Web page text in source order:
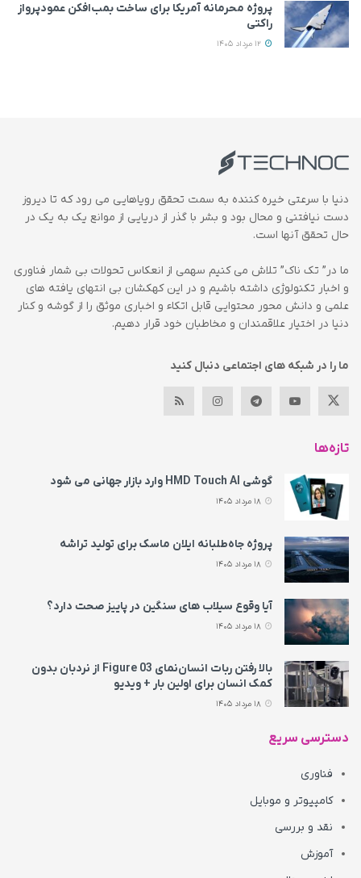
پروژه محرمانه آمریکا برای ساخت بمب‌افکن عمودپرواز
راکتی
دنیا با سرعتی خیره کننده به سمت تحقق رویاهایی می رود که تا دیروز
دست نیافتنی و محال بود و بشر با گذر از دریایی از موانع یک به یک در
حال تحقق آنها است.
ما در” تک ناک” تلاش می کنیم سهمی از انعکاس تحولات بی شمار فناوری
و اخبار تکنولوژی داشته باشیم و در این کهکشان بی انتهای یافته های
علمی و دانش محور محتوایی قابل اتکاء و اخباری موثق را از گوشه و کنار
دنیا در اختیار علاقمندان و مخاطبان خود قرار دهیم.
ما را در شبکه های اجتماعی دنبال کنید
تازه‌ها
گوشی HMD Touch AI وارد بازار جهانی می‌ شود
پروژه جاه‌طلبانه ایلان ماسک برای تولید تراشه
آیا وقوع سیلاب های سنگین در پاییز صحت دارد؟
بالا رفتن ربات انسان‌نمای Figure 03 از نردبان بدون
کمک انسان برای اولین بار + ویدیو
دسترسی سریع
فناوری
کامپیوتر و موبایل
نقد و بررسی
آموزش